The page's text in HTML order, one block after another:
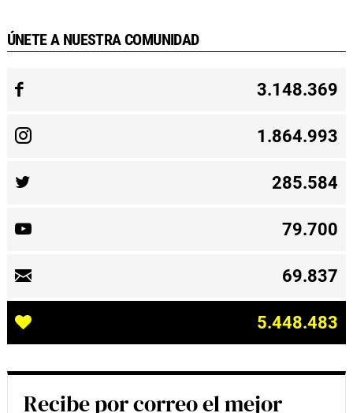
ÚNETE A NUESTRA COMUNIDAD
3.148.369
1.864.993
285.584
79.700
69.837
5.448.483
Recibe por correo el mejor